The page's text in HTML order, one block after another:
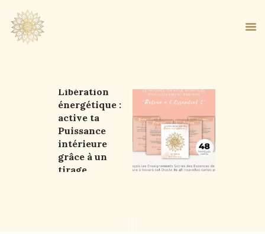
ACCUEIL
À PROPOS
MA MÉTHODE
BOUTIQUE
Libération
énergétique :
active ta
Puissance
intérieure
grâce à un
tirage